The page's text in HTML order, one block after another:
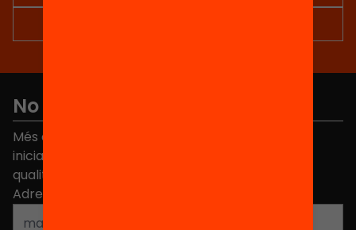
No et perdis res
Més de 40.000 persones ja han triat Equitat. Rep
iniciatives, propostes i projectes per millorar la
qualitat de l'educació a Catalunya.
Adreça electrònica